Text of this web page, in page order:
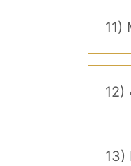
11)
12)
13)